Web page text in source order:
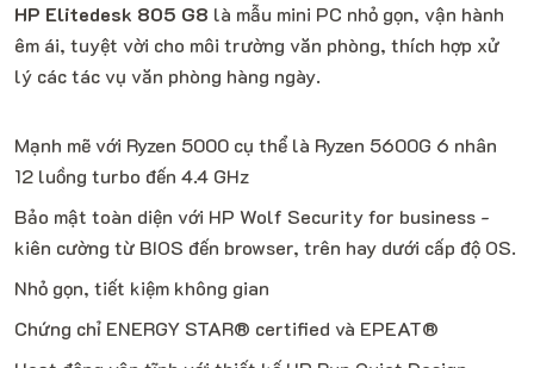
HP Elitedesk 805 G8 là mẫu mini PC nhỏ gọn, vận hành
êm ái, tuyệt vời cho môi trường văn phòng, thích hợp xử
lý các tác vụ văn phòng hàng ngày.
Mạnh mẽ với Ryzen 5000 cụ thể là Ryzen 5600G 6 nhân
12 luồng turbo đến 4.4 GHz
Bảo mật toàn diện với HP Wolf Security for business -
kiên cường từ BIOS đến browser, trên hay dưới cấp độ OS.
Nhỏ gọn, tiết kiệm không gian
Chứng chỉ ENERGY STAR® certified và EPEAT®